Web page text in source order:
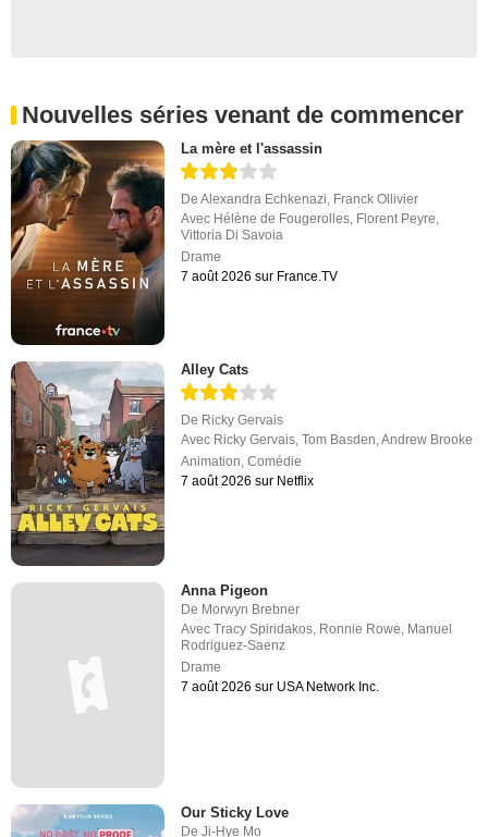
Nouvelles séries venant de commencer
La mère et l'assassin
DeAlexandra Echkenazi Franck Ollivier
Avec Hélène de Fougerolles Florent Peyre
Vittoria Di Savoia
Drame
7 août 2026 sur France.TV
Alley Cats
De Ricky Gervais
Avec Ricky Gervais,Tom Basden,Andrew Brooke
Animation,Comédie
7 août 2026 sur Netflix
Anna Pigeon
De Morwyn Brebner
AvecTracy Spiridakos, Ronnie Rowe, Manuel
Rodriguez-Saenz
Drame
7 août 2026 sur USA Network Inc.
Our Sticky Love
DeJi-Hye Mo